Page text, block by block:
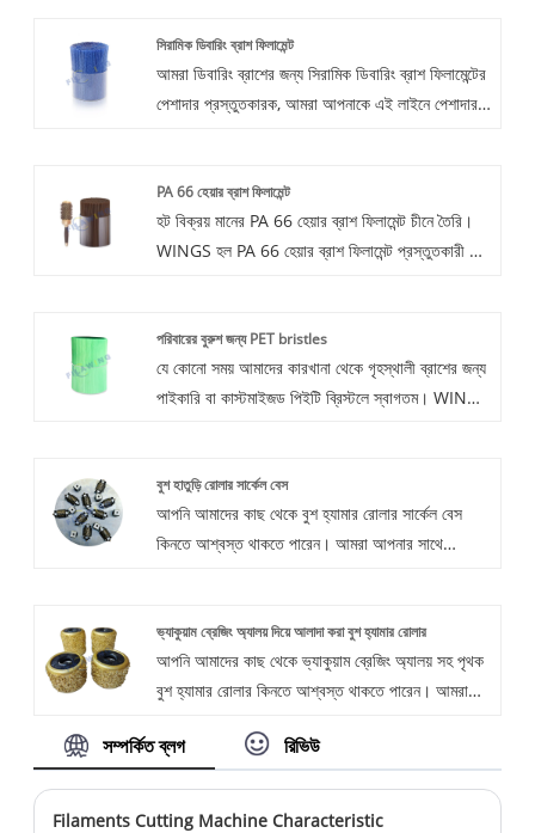
সিরামিক ডিবারিং ব্রাশ ফিলামেন্ট
আমরা ডিবারিং ব্রাশের জন্য সিরামিক ডিবারিং ব্রাশ ফিলামেন্টের
পেশাদার প্রস্তুতকারক, আমরা আপনাকে এই লাইনে পেশাদার
PA 66 হেয়ার ব্রাশ ফিলামেন্ট
হট বিক্রয় মানের PA 66 হেয়ার ব্রাশ ফিলামেন্ট চীনে তৈরি।
WINGS হল PA 66 হেয়ার ব্রাশ ফিলামেন্ট প্রস্তুতকারী এবং
আমাদের নাইলন 66 হেয়ার কম্ব ফাইবার ব্রিস্টল ফিলামেন্টগুলি
ব্যাস সমান, চুল অপসারণে মসৃণ, নমনীয় এবং মসৃণ, চিরুনি তৈরি
যা বাড়িতে এবং পেশাদার চুলের সেলুনের জন্য উপযুক্ত।
পরিবারের বুরুশ জন্য PET bristles
যে কোনো সময় আমাদের কারখানা থেকে গৃহস্থালী ব্রাশের জন্য
পাইকারি বা কাস্টমাইজড পিইটি ব্রিস্টলে স্বাগতম। WINGS
প্রতিদিনের গৃহস্থালি পরিষ্কার, মেক-আপ ব্রাশ এবং পেইন্ট
ব্রাশে ব্যবহৃত হয়।
বুশ হাতুড়ি রোলার সার্কেল বেস
আপনি আমাদের কাছ থেকে বুশ হ্যামার রোলার সার্কেল বেস
কিনতে আশ্বস্ত থাকতে পারেন। আমরা আপনার সাথে
সময়মতো আপনাকে উত্তর দেব!
ভ্যাকুয়াম ব্রেজিং অ্যালয় দিয়ে আলাদা করা বুশ হ্যামার রোলার
আপনি আমাদের কাছ থেকে ভ্যাকুয়াম ব্রেজিং অ্যালয় সহ পৃথক
বুশ হ্যামার রোলার কিনতে আশ্বস্ত থাকতে পারেন। আমরা
জানতে চান, আপনি এখন আমাদের সাথে পরামর্শ করতে পারেন,
সম্পর্কিত ব্লগ রিভিউ
Filaments Cutting Machine Characteristic